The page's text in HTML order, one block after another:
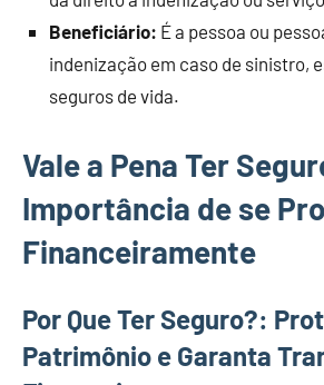
Beneficiário: É a pessoa ou
indenização em caso de sinistro,
seguros de vida.
Vale a Pena Ter
Importância de se
Financeiramente
Por Que Ter Seguro?:
Patrimônio e Garanta